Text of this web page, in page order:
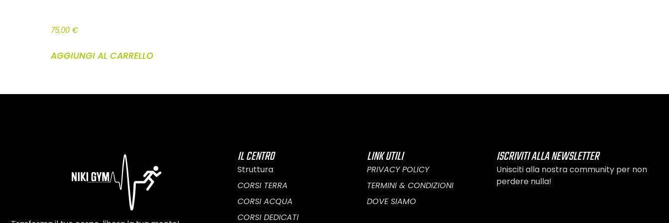
75,00 €
AGGIUNGI AL CARRELLO
IL CENTRO
Struttura
CORSI TERRA
CORSI ACQUA
CORSI DEDICATI
LINK UTILI
PRIVACY POLICY
TERMINI & CONDIZIONI
DOVE SIAMO
ISCRIVITI ALLA NEWSLETTER
Unisciti alla nostra community per non
perdere nulla!